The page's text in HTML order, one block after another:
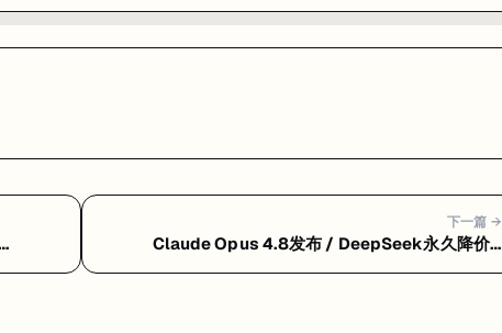
下一篇 →
Claude Opus 4.8发布 / DeepSeek永久降价 /